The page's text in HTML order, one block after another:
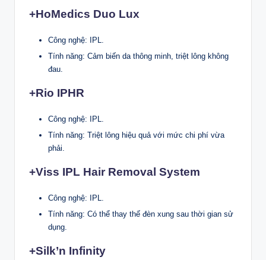
+HoMedics Duo Lux
Công nghệ: IPL.
Tính năng: Cảm biến da thông minh, triệt lông không
đau.
+Rio IPHR
Công nghệ: IPL.
Tính năng: Triệt lông hiệu quả với mức chi phí vừa
phải.
+Viss IPL Hair Removal System
Công nghệ: IPL.
Tính năng: Có thể thay thế đèn xung sau thời gian sử
dụng.
+Silk’n Infinity